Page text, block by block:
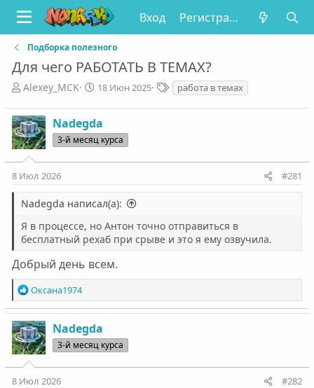
Вход Регистрация
Подборка полезного
Для чего РАБОТАТЬ В ТЕМАХ?
А
т
о
р
т
е
м
Alexey_MCK
Д
т
а
н
ч
а
18 Июн 2025
Т
е
г
работа в темах
Nadegda
3-й месяц курса
8 Июл 2026 #281
Nadegda написал(а):
Я в процессе, но Антон точно отправиться в
бесплатный рехаб при срыве и это я ему озвучила.
Добрый день всем.
Р
е
а
к
ц
и
и
:
Оксана1974
Nadegda
3-й месяц курса
8 Июл 2026 #282